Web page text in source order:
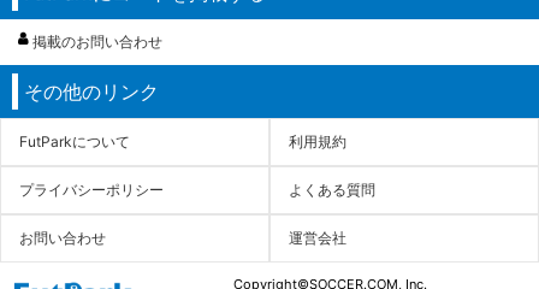
掲載のお問い合わせ
その他のリンク
FutParkについて 利用規約
プライバシーポリシー よくある質問
お問い合わせ 運営会社
Copyright©SOCCER.COM, Inc.